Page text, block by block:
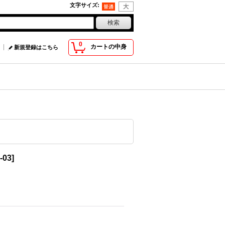
文字サイズ:
0 カートの中身
新規登録はこちら
03]